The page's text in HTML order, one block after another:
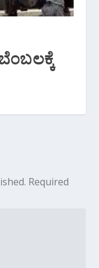
Required